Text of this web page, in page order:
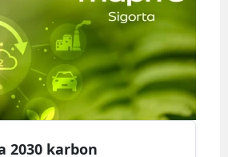
2030 karbon